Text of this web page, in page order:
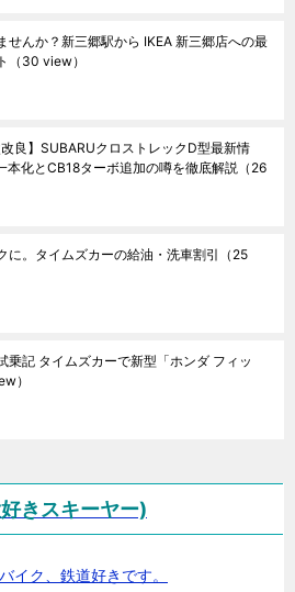
せんか？新三郷駅から IKEA 新三郷店への最
（30 view）
改良】SUBARUクロストレックD型最新情
本化とCB18ターボ追加の噂を徹底解説 （26
に。タイムズカーの給油・洗車割引 （25
乗記 タイムズカーで新型「ホンダ フィッ
）
きスキーヤー)
イク、鉄道好きです。